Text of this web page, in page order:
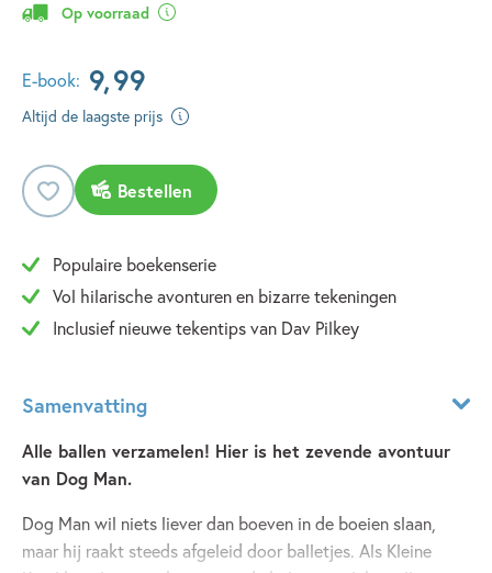
Op voorraad
E-book: 9,99
Altijd de laagste prijs
Bestellen
Populaire boekenserie
Vol hilarische avonturen en bizarre tekeningen
Inclusief nieuwe tekentips van Dav Pilkey
Samenvatting
Alle ballen verzamelen! Hier is het zevende avontuur
van Dog Man.
Dog Man wil niets liever dan boeven in de boeien slaan,
maar hij raakt steeds afgeleid door balletjes. Als Kleine